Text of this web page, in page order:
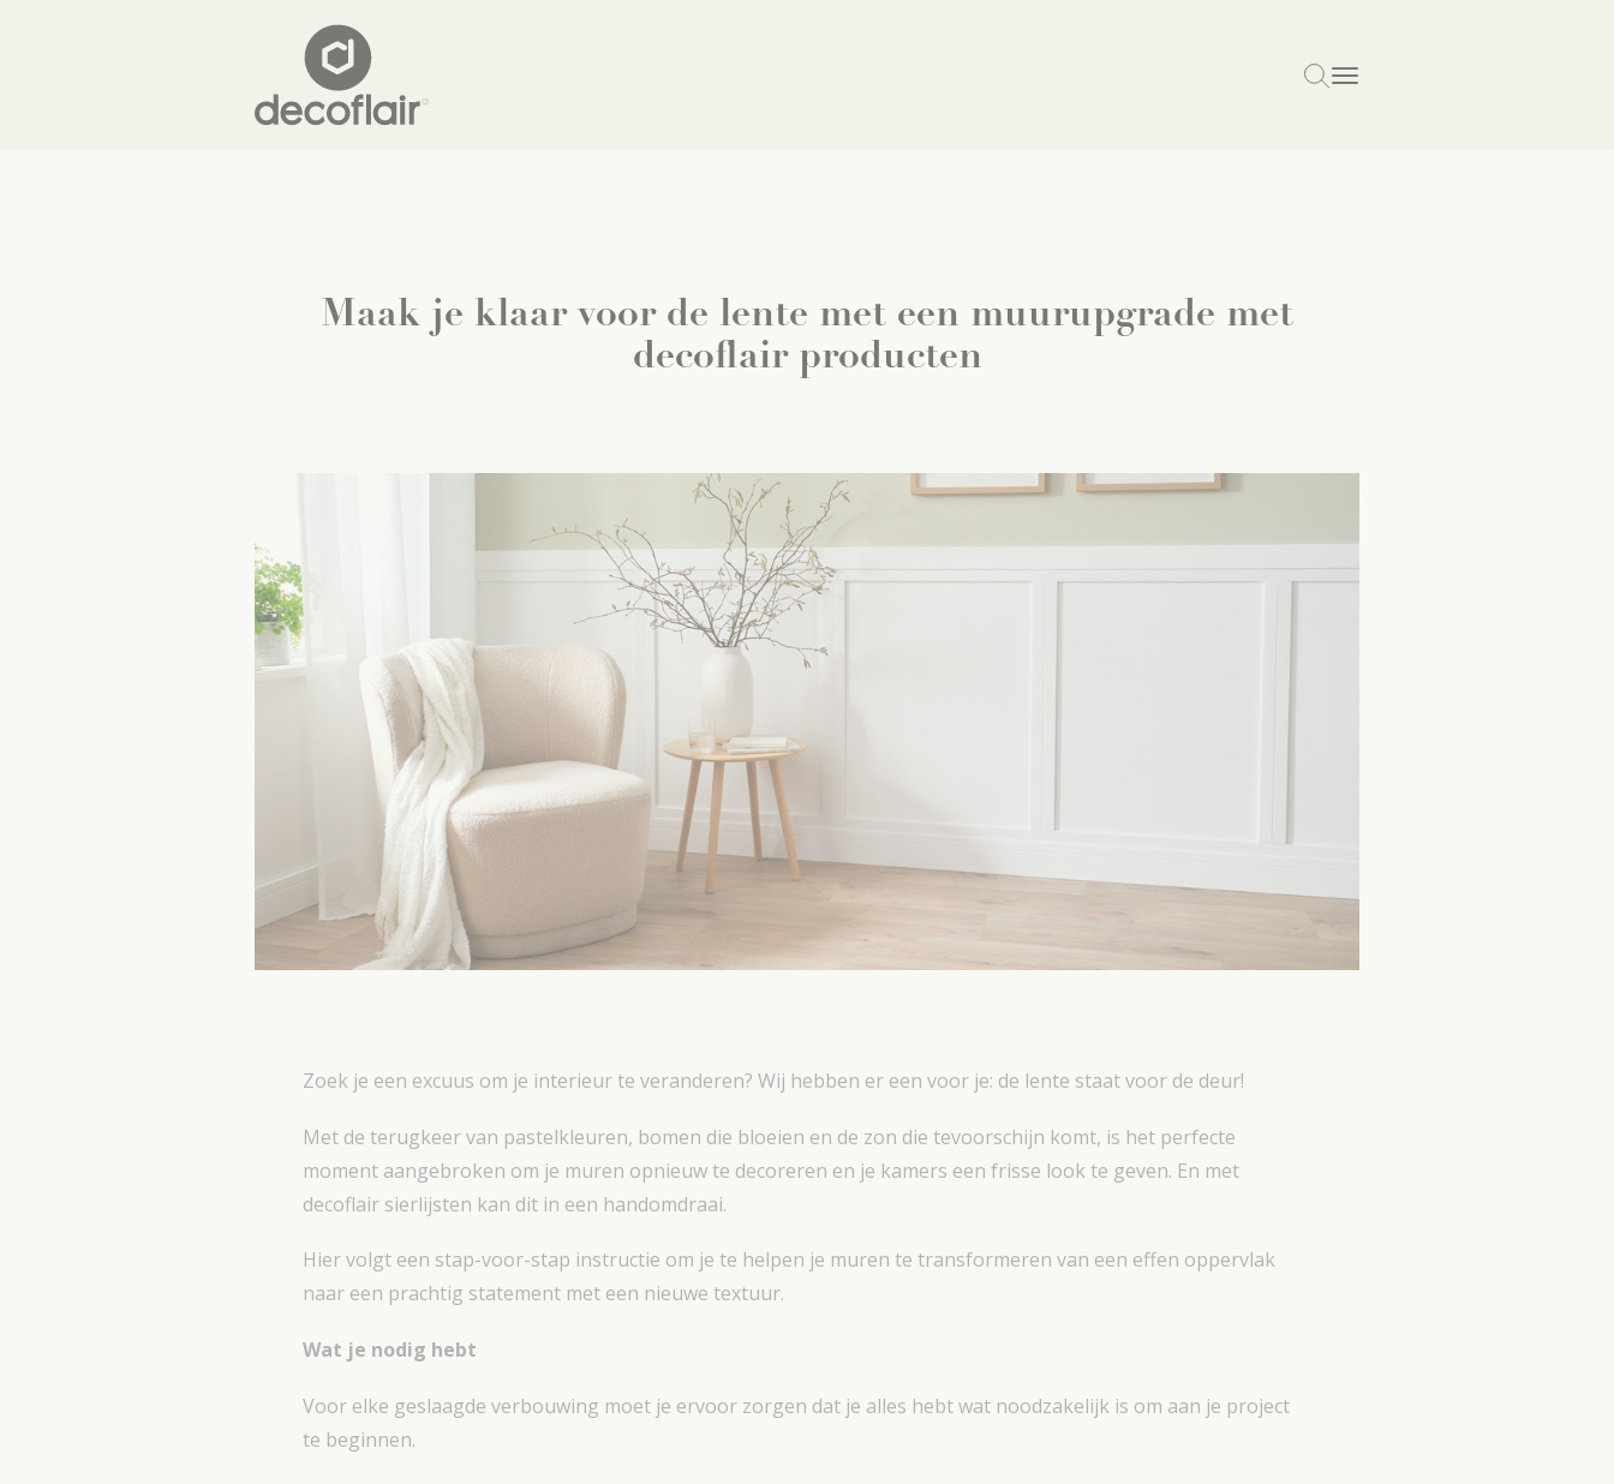
Maak je klaar voor de lente met een muurupgrade met
decoflair producten
Zoek je een excuus om je interieur te veranderen? Wij hebben er een voor je: de lente staat voor de deur!
Met de terugkeer van pastelkleuren, bomen die bloeien en de zon die tevoorschijn komt, is het perfecte
moment aangebroken om je muren opnieuw te decoreren en je kamers een frisse look te geven. En met
decoflair sierlijsten kan dit in een handomdraai.
Hier volgt een stap-voor-stap instructie om je te helpen je muren te transformeren van een effen oppervlak
naar een prachtig statement met een nieuwe textuur.
Wat je nodig hebt
Voor elke geslaagde verbouwing moet je ervoor zorgen dat je alles hebt wat noodzakelijk is om aan je project
te beginnen.